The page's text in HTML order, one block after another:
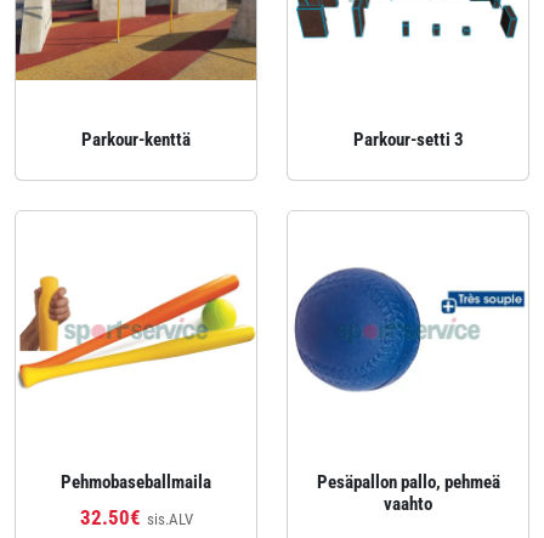
Parkour‑kenttä Parkour‑setti 3
Pehmobaseballmaila
32.50€ sis.ALV
Pesäpallon pallo, pehmeä
vaahto